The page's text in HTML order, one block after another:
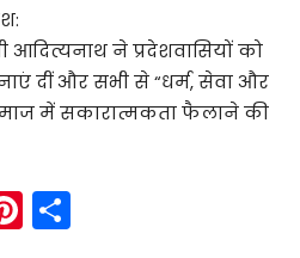
आदित्यनाथ ने प्रदेशवासियों को
दीं और सभी से “धर्म, सेवा और
समाज में सकारात्मकता फैलाने की
Pi